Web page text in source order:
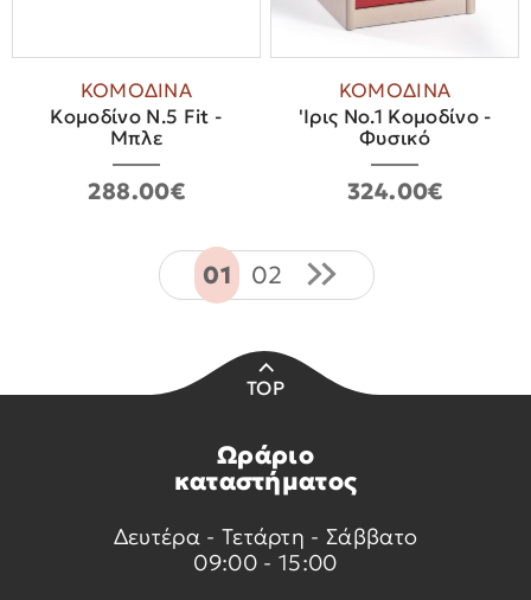
ΚΟΜΟΔΙΝΑ
Κομοδίνο Ν.5 Fit -
Μπλε
288.00€
ΚΟΜΟΔΙΝΑ
'Ιρις Νο.1 Κομοδίνο -
Φυσικό
324.00€
01 02
TOP
Ωράριο
καταστήματος
Δευτέρα - Τετάρτη - Σάββατο
09:00 - 15:00